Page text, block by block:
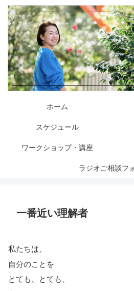
ホーム
スケジュール
ワークショップ・講座
ラジオご相談フ
一番近い理解者
私たちは、
自分のことを
とても、とても、